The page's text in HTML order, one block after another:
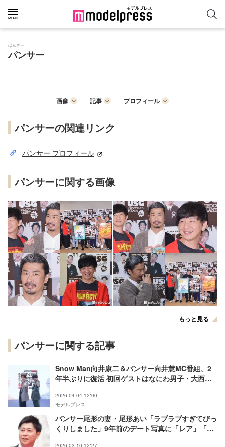
ぱんさー
パンサー
画像 記事 プロフィール
パンサーの関連リンク
パンサー プロフィール
パンサーに関する画像
もっと見る
パンサーに関する記事
Snow Man向井康二＆パンサー向井慧MC番組、2
年半ぶりに復活 初回ゲストはなにわ男子・大西流
間、壁にしました】
2026.04.04 12:00
モデルプレス
パンサー尾形の妻・尾形あい「ラブラブすぎてびっ
くりしました」9年前のデート写真に「レア」「パ
2026.03.10 12:27